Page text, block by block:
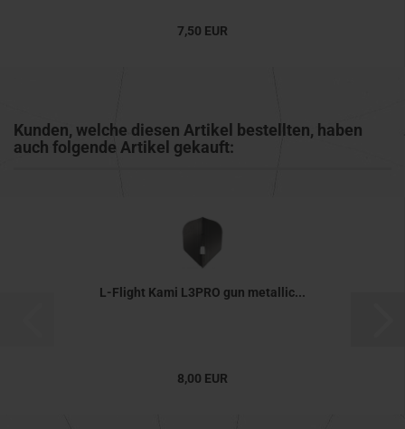
7,50 EUR
Kunden, welche diesen Artikel bestellten, haben
auch folgende Artikel gekauft:
L-Flight Kami L3PRO gun metallic...
8,00 EUR